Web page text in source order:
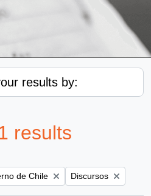
results by:
results
de Chile Remove filter:
Discursos